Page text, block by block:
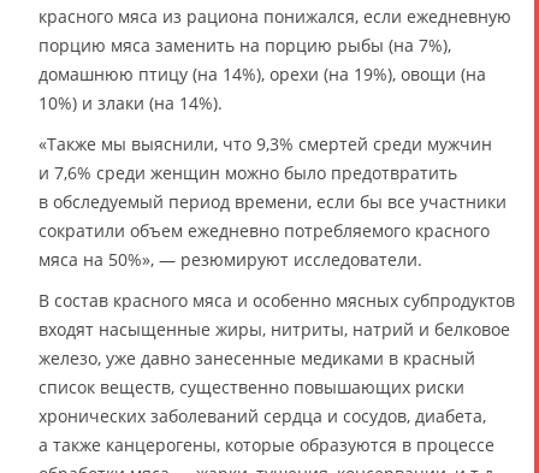
красного мяса из рациона понижался, если ежедневную
порцию мяса заменить на порцию рыбы (на 7%),
домашнюю птицу (на 14%), орехи (на 19%), овощи (на
10%) и злаки (на 14%).
«Также мы выяснили, что 9,3% смертей среди мужчин
и 7,6% среди женщин можно было предотвратить
в обследуемый период времени, если бы все участники
сократили объем ежедневно потребляемого красного
мяса на 50%», — резюмируют исследователи.
В состав красного мяса и особенно мясных субпродуктов
входят насыщенные жиры, нитриты, натрий и белковое
железо, уже давно занесенные медиками в красный
список веществ, существенно повышающих риски
хронических заболеваний сердца и сосудов, диабета,
а также канцерогены, которые образуются в процессе